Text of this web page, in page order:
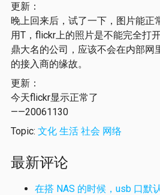
更新：
晚上回来后，试了一下，图片能正
用T，flickr上的照片是不能完全打
鼎大名的公司，应该不会在内部网
的接入商的缘故。
更新：
今天flickr显示正常了
——20061130
Topic: 文化 生活 社会 网络
最新评论
在搭 NAS 的时候，usb 口默